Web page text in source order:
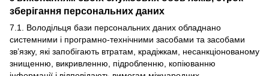
зберігання персональних даних
7.1. Володільця бази персональних даних обладнано
системними і програмно-технічними засобами та засобами
зв’язку, які запобігають втратам, крадіжкам, несанкціонованому
знищенню, викривленню, підробленню, копіюванню